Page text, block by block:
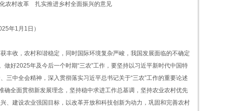
农村改革 扎实推进乡村全面振兴的意见
年1月1日）
丰收，农村和谐稳定，同时国际环境复杂严峻，我国发展面临的不确定
好2025年及今后一个时期“三农”工作，要坚持以习近平新时代中国特
中全会精神，深入贯彻落实习近平总书记关于“三农”工作的重要论述
确全面贯彻新发展理念，坚持稳中求进工作总基调，坚持农业农村优先
、建设农业强国目标，以改革开放和科技创新为动力，巩固和完善农村